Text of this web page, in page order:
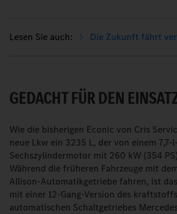
Die Zukunft fährt
GEDACHT FÜR DEN
Wie die bisherigen Econic von Cris
neue Lkw ein 3235 L, der von einem 7,7-l-
Sechszylindermotor mit 260 kW (354
Während die früheren Fahrzeuge mit
Allison-Automatikgetriebe fahren, ist
mit einer 12-Gang-Version des
automatischen Schaltgetriebes